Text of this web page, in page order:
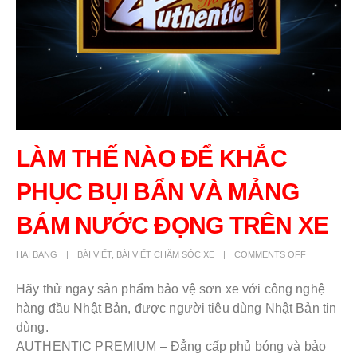
LÀM THẾ NÀO ĐỂ KHẮC
PHỤC BỤI BẨN VÀ MẢNG
BÁM NƯỚC ĐỌNG TRÊN XE
HAI BANG BÀI VIẾT, BÀI VIẾT CHĂM SÓC XE COMMENTS OFF
Hãy thử ngay sản phẩm bảo vệ sơn xe với công nghệ
hàng đầu Nhật Bản, được người tiêu dùng Nhật Bản tin
dùng.
AUTHENTIC PREMIUM – Đẳng cấp phủ bóng và bảo